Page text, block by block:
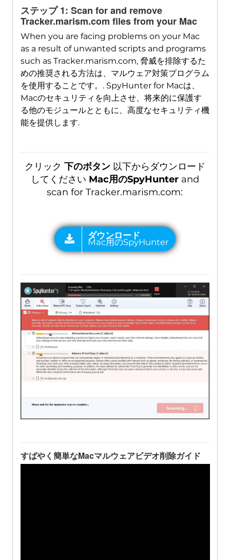
ステップ 1: Scan for and remove
Tracker.marism.com files from your Mac
When you are facing problems on your Mac
as a result of unwanted scripts and programs
such as Tracker.marism.com, 脅威を排除するた
めの推奨される方法は、マルウェア対策プログラム
を使用することです。. SpyHunter for Macは、
Macのセキュリティを向上させ、将来的に保護す
る他のモジュールとともに、高度なセキュリティ機
能を提供します.
クリック 下のボタン以下からダウンロード
してください Mac用のSpyHunter and
scan for Tracker.marism.com:
すばやく簡単なMacマルウェアビデオ削除ガイド